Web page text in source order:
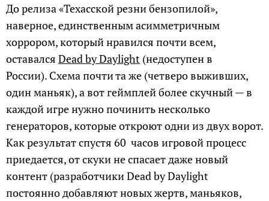
До релиза «Техасской резни бензопилой»,
наверное, единственным асимметричным
хоррором, который нравился почти всем,
оставался Dead by Daylight (недоступен в
России). Схема почти та же (четверо выживших,
один маньяк), а вот геймплей более скучный — в
каждой игре нужно починить несколько
генераторов, которые откроют одни из двух ворот.
Как результат спустя 60 часов игровой процесс
приедается, от скуки не спасает даже новый
контент (разработчики Dead by Daylight
постоянно добавляют новых жертв, маньяков,